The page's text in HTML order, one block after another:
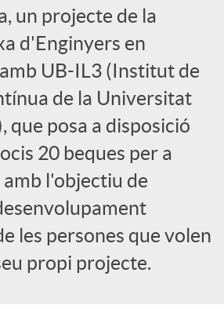
un projecte de la
d'Enginyers en
UB-IL3 (Institut de
de la Universitat
que posa a disposició
20 beques per a
l'objectiu de
les persones que volen
propi projecte.